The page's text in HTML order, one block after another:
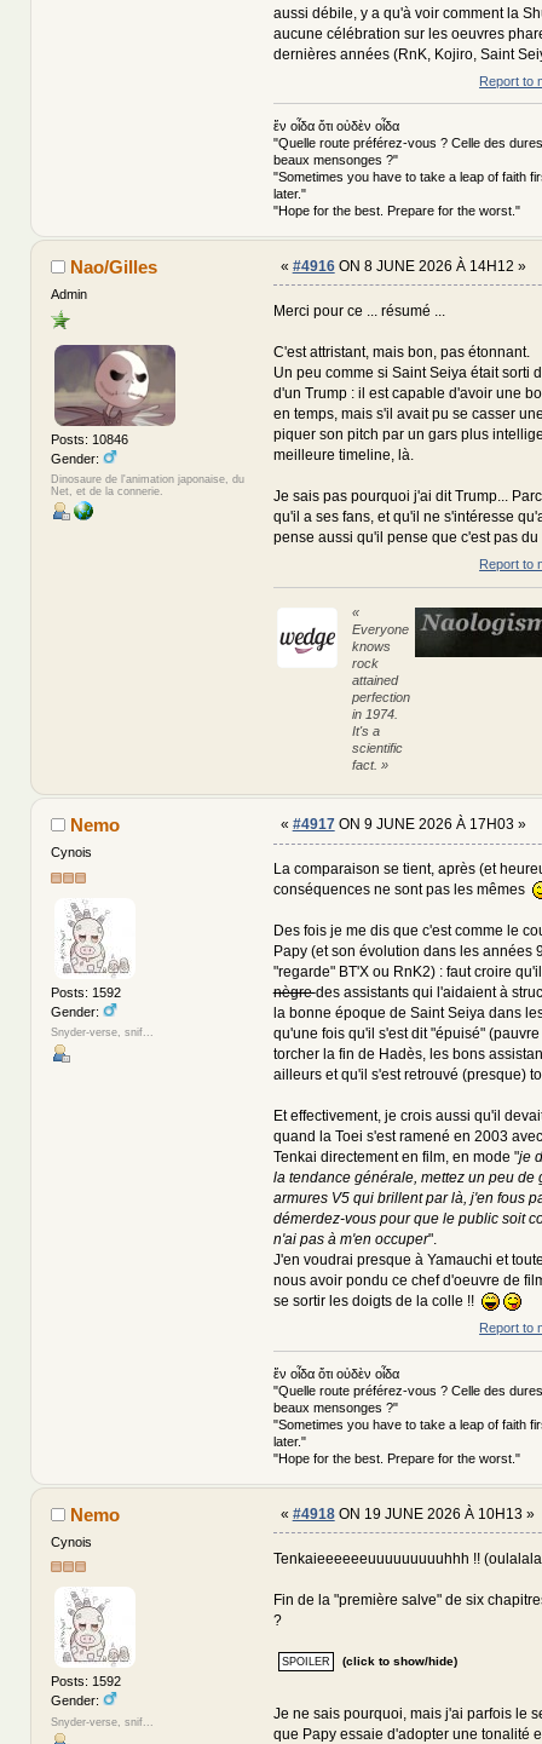
aussi débile, y a qu'à voir comment la
aucune célébration sur les oeuvres
dernières années (RnK, Kojiro, Saint
Report to
ἕν οἶδα ὅτι οὐδὲν οἶδα
"Quelle route préférez-vous ? Celle des
beaux mensonges ?"
"Sometimes you have to take a leap of faith
later."
"Hope for the best. Prepare for the worst."
Nao/Gilles
Admin
Posts: 10846
Gender:
Dinosaure de l'animation japonaise, du
Net, et de la connerie.
« #4916ON 8 JUNE 2026 À 14H12 »
Merci pour ce ... résumé ...
C'est attristant, mais bon, pas étonnant.
Un peu comme si Saint Seiya était sorti
d'un Trump : il est capable d'avoir une
en temps, mais s'il avait pu se casser
piquer son pitch par un gars plus
meilleure timeline, là.
Je sais pas pourquoi j'ai dit Trump...
qu'il a ses fans, et qu'il ne s'intéresse
pense aussi qu'il pense que c'est pas du
Report to
«
Everyone
knows
rock
attained
perfection
in 1974.
It's a
scientific
fact. »
Nemo
Cynois
Posts: 1592
Gender:
Snyder-verse, snif...
« #4917ON 9 JUNE 2026 À 17H03 »
La comparaison se tient, après (et
conséquences ne sont pas les mêmes
Des fois je me dis que c'est comme le
Papy (et son évolution dans les années
"regarde" BT'X ou RnK2) : faut croire
nègredes assistants qui l'aidaient à
la bonne époque de Saint Seiya dans
qu'une fois qu'il s'est dit "épuisé"
torcher la fin de Hadès, les bons
ailleurs et qu'il s'est retrouvé (presque)
Et effectivement, je crois aussi qu'il
quand la Toei s'est ramené en 2003
Tenkai directement en film, en mode "je
la tendance générale, mettez un peu de
armures V5 qui brillent par là, j'en fous
démerdez-vous pour que le public soit
n'ai pas à m'en occuper".
J'en voudrai presque à Yamauchi et
nous avoir pondu ce chef d'oeuvre de
se sortir les doigts de la colle !!
Report to
ἕν οἶδα ὅτι οὐδὲν οἶδα
"Quelle route préférez-vous ? Celle des
beaux mensonges ?"
"Sometimes you have to take a leap of faith
later."
"Hope for the best. Prepare for the worst."
Nemo
Cynois
Posts: 1592
Gender:
Snyder-verse, snif...
« #4918ON 19 JUNE 2026 À 10H13 »
Tenkaieeeeeeuuuuuuuuuhhh !!
Fin de la "première salve" de six
?
(click to show/hide)
Je ne sais pourquoi, mais j'ai parfois le
que Papy essaie d'adopter une tonalité